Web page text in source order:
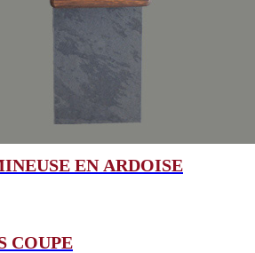
EN ARDOISE
COUPE